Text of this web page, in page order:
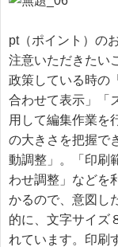
pt（ポイント）の
注意いただきたい
政策している時の
合わせて表示」「
用して編集作業を
の大きさを把握で
動調整」。「印刷
わせ調整」などを
かるので、意図し
的に、文字サイズ
れています。印刷